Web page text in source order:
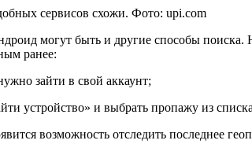
сервисов схожи. Фото: upi.com
могут быть и другие способы поиска.
ранее:
зайти в свой аккаунт;
устройство» и выбрать пропажу из
возможность отследить последнее